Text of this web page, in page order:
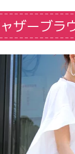
ザーブラ